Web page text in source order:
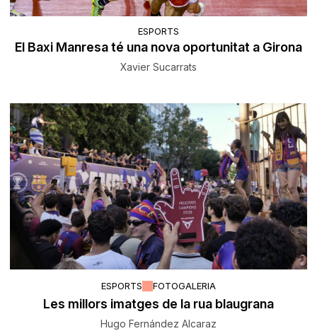
ESPORTS
El Baxi Manresa té una nova oportunitat a Girona
Xavier Sucarrats
ESPORTS FOTOGALERIA
Les millors imatges de la rua blaugrana
Hugo Fernández Alcaraz